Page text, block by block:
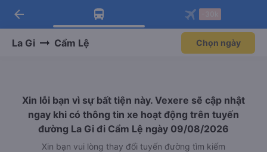
Tải app Vexere ngay!
Nhận ưu đãi thành viên độc
Mở app
Tải app Vexere
-30k/ghế khi đặt vé máy bay qua
Mở app
arrow_back
La Gi Cẩm Lệ Chọn ngày
Xin lỗi bạn vì sự bất tiện này. Vexere sẽ cập nhật
ngay khi có thông tin xe hoạt động trên tuyến
đường La Gi đi Cẩm Lệ ngày 09/08/2026
Xin bạn vui lòng thay đổi tuyến đường tìm kiếm